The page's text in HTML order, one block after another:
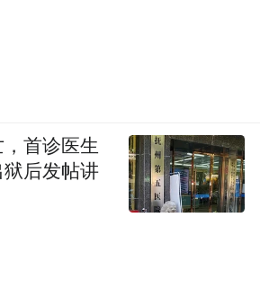
首诊医生
后发帖讲